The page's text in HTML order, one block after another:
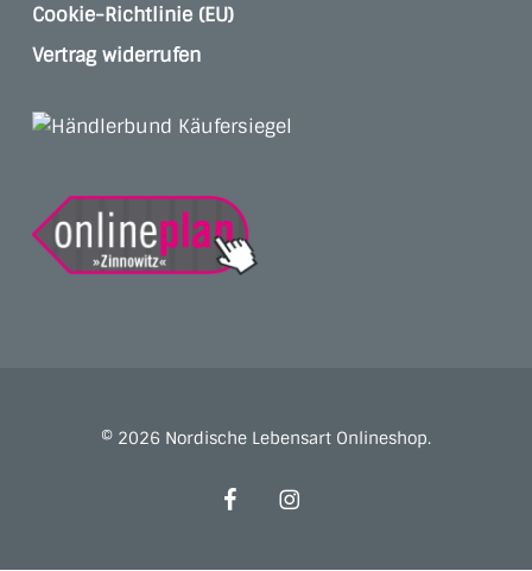
Cookie-Richtlinie (EU)
Vertrag widerrufen
© 2026 Nordische Lebensart Onlineshop.
facebookinstagram